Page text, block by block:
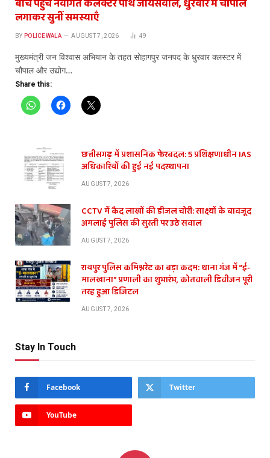
बीच पहुँचे नवागत कलेक्टर पार्थ जायसवाल, धुरवार में चौपाल
लगाकर सुनीं समस्याएँ
BY POLICEWALA AUGUST 7, 2026 49
​मुख्यमंत्री जन विश्वास अभियान के तहत सोहागपुर जनपद के धुरवार क्लस्टर में
चौपाल और उद्योग…
Share this:
छत्तीसगढ़ में प्रशासनिक फेरबदल: 5 प्रशिक्षणाधीन IAS
अधिकारियों की हुई नई पदस्थापना
AUGUST 7, 2026
CCTV में कैद लाखों की डीजल चोरी: साक्ष्यों के बावजूद
अमलाई पुलिस की सुस्ती पर उठे सवाल
AUGUST 7, 2026
रायपुर पुलिस कमिश्नरेट का बड़ा कदम: थाना गंज में “ई-
मालखाना” प्रणाली का शुभारंभ, कोतवाली डिवीजन पूरी
तरह हुआ डिजिटल
AUGUST 7, 2026
Stay In Touch
Facebook Twitter
YouTube